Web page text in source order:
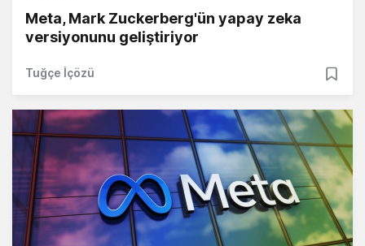
Meta, Mark Zuckerberg'ün yapay zeka
versiyonunu geliştiriyor
Tuğçe İçözü